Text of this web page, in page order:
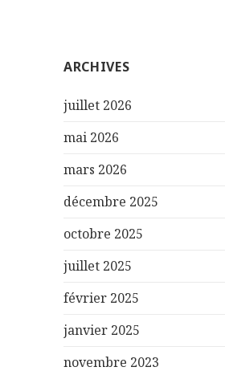
ARCHIVES
juillet 2026
mai 2026
mars 2026
décembre 2025
octobre 2025
juillet 2025
février 2025
janvier 2025
novembre 2023